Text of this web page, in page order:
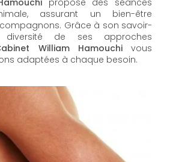
propose des séances
assurant un bien-être
Grâce à son savoir-
de ses approches
William Hamouchivous
adaptées à chaque besoin.